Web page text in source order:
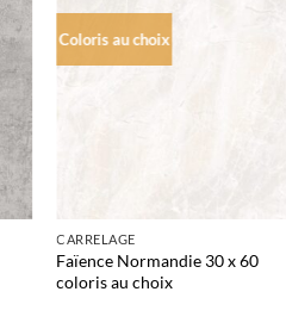
Coloris au choix
CARRELAGE
Faïence Normandie 30 x 60
coloris au choix